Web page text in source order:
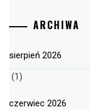
ARCHIWA
sierpień 2026
(1)
czerwiec 2026